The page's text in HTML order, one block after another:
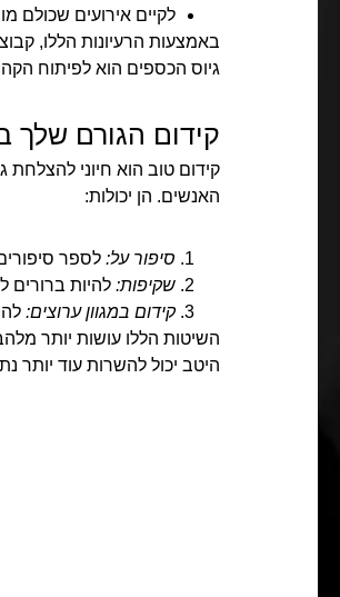
לקיים אירועים שכולם
באמצעות הרעיונות הללו,
גיוס הכספים הוא לפיתוח
קידום הגורם שלך
קידום טוב הוא חיוני
האנשים. הן יכולות:
סיפור על: לספר
שקיפות: להיות ברורים
קידום במגוון ערוצים:
השיטות הללו עושות יותר
היטב יכול להשרות עוד יותר